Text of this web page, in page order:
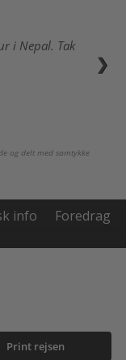
i Nepal. Tak
❯
og delt med samtykke
info Foredrag
Print rejsen